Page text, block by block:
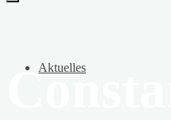
Aktuelles